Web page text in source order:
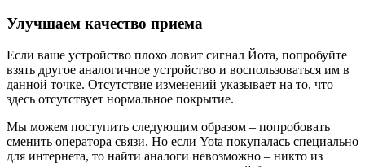
Улучшаем качество приема
Если ваше устройство плохо ловит сигнал Йота, попробуйте
взять другое аналогичное устройство и воспользоваться им в
данной точке. Отсутствие изменений указывает на то, что
здесь отсутствует нормальное покрытие.
Мы можем поступить следующим образом – попробовать
сменить оператора связи. Но если Yota покупалась специально
для интернета, то найти аналоги невозможно – никто из